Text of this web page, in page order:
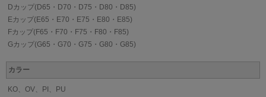
Dカップ(D65・D70・D75・D80・D85)
Eカップ(E65・E70・E75・E80・E85)
Fカップ(F65・F70・F75・F80・F85)
Gカップ(G65・G70・G75・G80・G85)
カラー
KO、OV、PI、PU